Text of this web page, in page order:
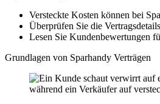
Versteckte Kosten können bei
Überprüfen Sie die
Lesen Sie Kundenbewertungen
Grundlagen von Sparhandy Verträgen